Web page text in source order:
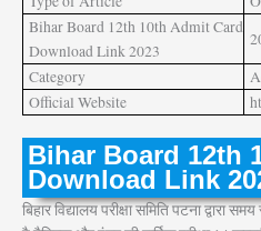
Bihar Board 12th 10th Admit Card
Download Link 2023
Category
Official Website
Bihar Board 12th
Download Link
बिहार विद्यालय परीक्षा समिति पटना द्वारा